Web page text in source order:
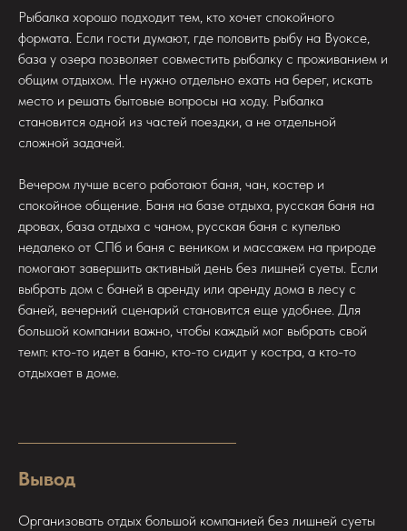
Рыбалка хорошо подходит тем, кто хочет спокойного
формата. Если гости думают, где половить рыбу на Вуоксе,
база у озера позволяет совместить рыбалку с проживанием и
общим отдыхом. Не нужно отдельно ехать на берег, искать
место и решать бытовые вопросы на ходу. Рыбалка
становится одной из частей поездки, а не отдельной
сложной задачей.
Вечером лучше всего работают баня, чан, костер и
спокойное общение. Баня на базе отдыха, русская баня на
дровах, база отдыха с чаном, русская баня с купелью
недалеко от СПб и баня с веником и массажем на природе
помогают завершить активный день без лишней суеты. Если
выбрать дом с баней в аренду или аренду дома в лесу с
баней, вечерний сценарий становится еще удобнее. Для
большой компании важно, чтобы каждый мог выбрать свой
темп: кто-то идет в баню, кто-то сидит у костра, а кто-то
отдыхает в доме.
Вывод
Организовать отдых большой компанией без лишней суеты